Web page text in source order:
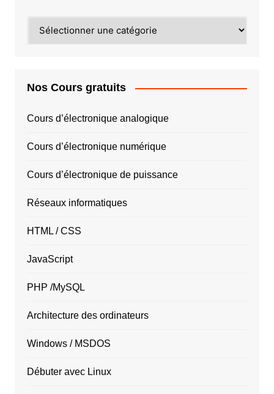
PAYS
Nos Cours gratuits
Cours d’électronique analogique
Cours d’électronique numérique
Cours d’électronique de puissance
Réseaux informatiques
HTML / CSS
JavaScript
PHP /MySQL
Architecture des ordinateurs
Windows / MSDOS
Débuter avec Linux